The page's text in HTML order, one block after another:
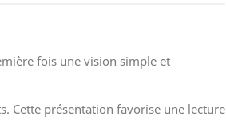
fois une vision simple et
Cette présentation favorise une lecture